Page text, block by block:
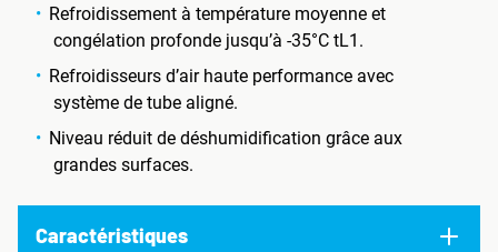
Refroidissement à température moyenne et
congélation profonde jusqu’à -35°C tL1.
Refroidisseurs d’air haute performance avec
système de tube aligné.
Niveau réduit de déshumidification grâce aux
grandes surfaces.
Caractéristiques